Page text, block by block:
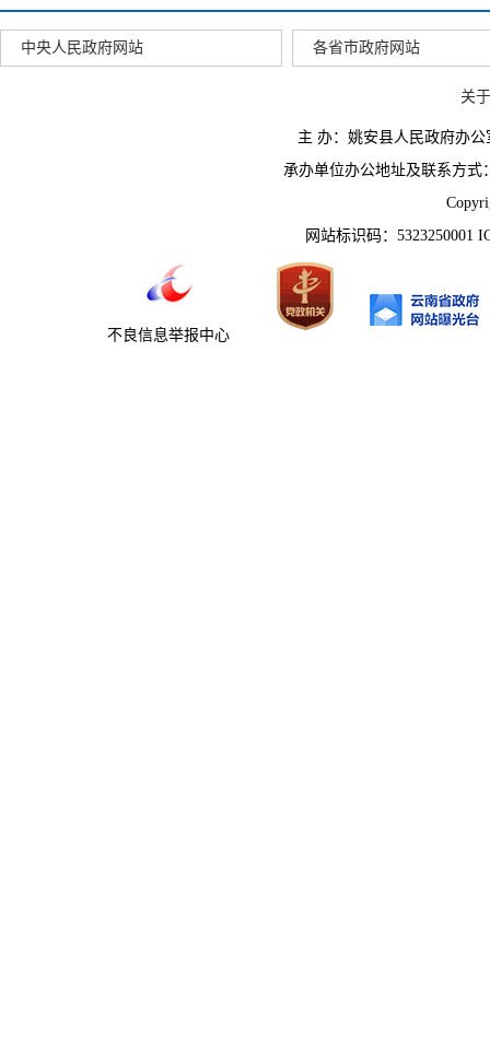
中央人民政府网站 各省市政府网站
关
主 办：姚安县人民政府办
承办单位办公地址及联系方式
网站标识码：5323250001
不良信息举报中心